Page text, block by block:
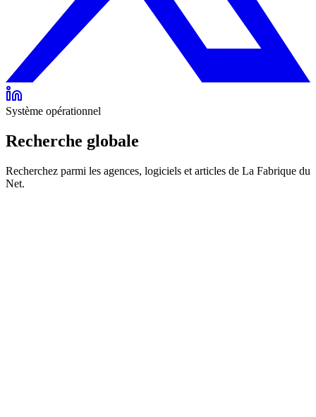
Système opérationnel
Recherche globale
Recherchez parmi les agences, logiciels et articles de La Fabrique du
Net.